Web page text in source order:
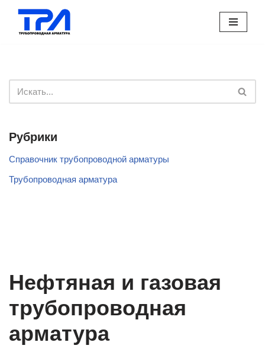
Перейти
Рубрики
Справочник трубопроводной арматуры
Трубопроводная арматура
Нефтяная и газовая
трубопроводная
арматура